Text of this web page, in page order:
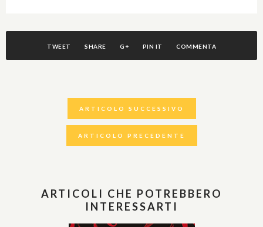
TWEET SHARE G+ PIN IT COMMENTA
ARTICOLO SUCCESSIVO
ARTICOLO PRECEDENTE
ARTICOLI CHE POTREBBERO
INTERESSARTI